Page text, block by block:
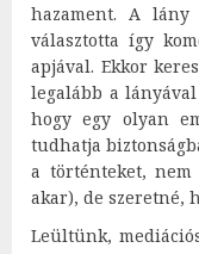
hazament. A lány
választotta így
apjával. Ekkor
legalább a
hogy egy olyan
tudhatja
a történteket,
akar), de szeretné,
Leültünk,